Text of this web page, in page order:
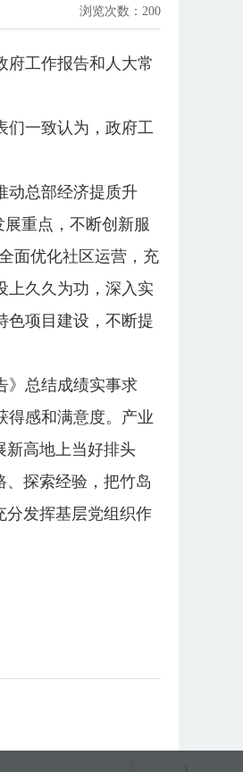
浏览次数： 200
府工作报告和人大常
们一致认为，政府工
动总部经济提质升
重点，不断创新服
面优化社区运营，充
上久久为功，深入实
色项目建设，不断提
》总结成绩实事求
得感和满意度。产业
新高地上当好排头
探索经验，把竹岛
分发挥基层党组织作